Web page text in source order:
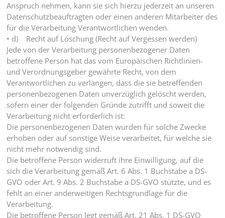
Anspruch nehmen, kann sie sich hierzu jederzeit an unseren
Datenschutzbeauftragten oder einen anderen Mitarbeiter des
für die Verarbeitung Verantwortlichen wenden.
• d) Recht auf Löschung (Recht auf Vergessen werden)
Jede von der Verarbeitung personenbezogener Daten
betroffene Person hat das vom Europäischen Richtlinien-
und Verordnungsgeber gewährte Recht, von dem
Verantwortlichen zu verlangen, dass die sie betreffenden
personenbezogenen Daten unverzüglich gelöscht werden,
sofern einer der folgenden Gründe zutrifft und soweit die
Verarbeitung nicht erforderlich ist:
Die personenbezogenen Daten wurden für solche Zwecke
erhoben oder auf sonstige Weise verarbeitet, für welche sie
nicht mehr notwendig sind.
Die betroffene Person widerruft ihre Einwilligung, auf die
sich die Verarbeitung gemäß Art. 6 Abs. 1 Buchstabe a DS-
GVO oder Art. 9 Abs. 2 Buchstabe a DS-GVO stützte, und es
fehlt an einer anderweitigen Rechtsgrundlage für die
Verarbeitung.
Die betroffene Person legt gemäß Art. 21 Abs. 1 DS-GVO